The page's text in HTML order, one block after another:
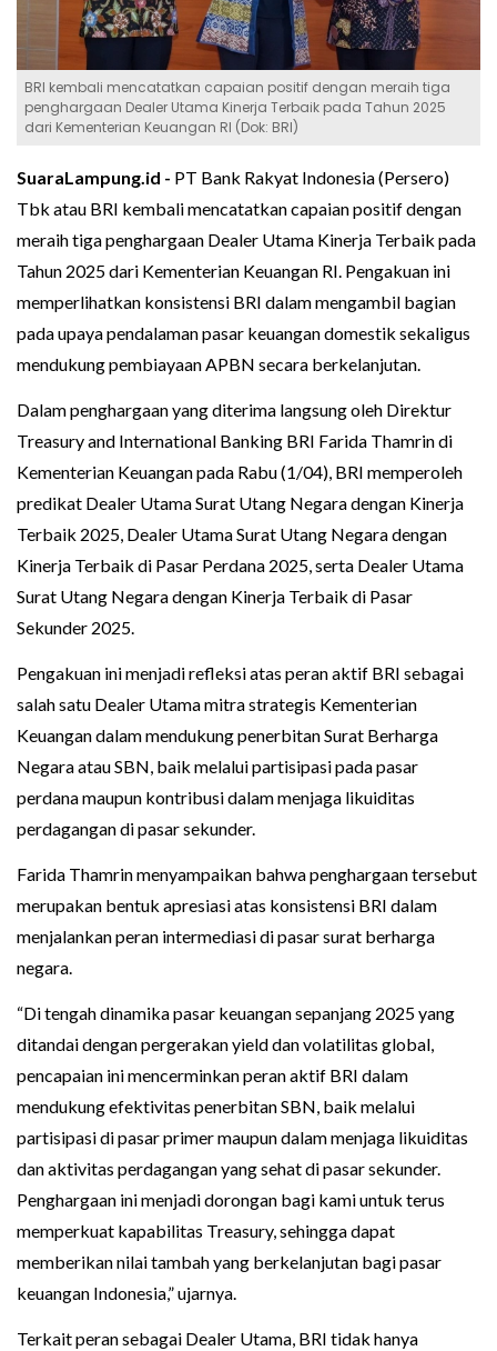
BRI kembali mencatatkan capaian positif dengan meraih tiga
penghargaan Dealer Utama Kinerja Terbaik pada Tahun 2025
dari Kementerian Keuangan RI (Dok: BRI)
SuaraLampung.id - PT Bank Rakyat Indonesia (Persero)
Tbk atau BRI kembali mencatatkan capaian positif dengan
meraih tiga penghargaan Dealer Utama Kinerja Terbaik pada
Tahun 2025 dari Kementerian Keuangan RI. Pengakuan ini
memperlihatkan konsistensi BRI dalam mengambil bagian
pada upaya pendalaman pasar keuangan domestik sekaligus
mendukung pembiayaan APBN secara berkelanjutan.
Dalam penghargaan yang diterima langsung oleh Direktur
Treasury and International Banking BRI Farida Thamrin di
Kementerian Keuangan pada Rabu (1/04), BRI memperoleh
predikat Dealer Utama Surat Utang Negara dengan Kinerja
Terbaik 2025, Dealer Utama Surat Utang Negara dengan
Kinerja Terbaik di Pasar Perdana 2025, serta Dealer Utama
Surat Utang Negara dengan Kinerja Terbaik di Pasar
Sekunder 2025.
Pengakuan ini menjadi refleksi atas peran aktif BRI sebagai
salah satu Dealer Utama mitra strategis Kementerian
Keuangan dalam mendukung penerbitan Surat Berharga
Negara atau SBN, baik melalui partisipasi pada pasar
perdana maupun kontribusi dalam menjaga likuiditas
perdagangan di pasar sekunder.
Farida Thamrin menyampaikan bahwa penghargaan tersebut
merupakan bentuk apresiasi atas konsistensi BRI dalam
menjalankan peran intermediasi di pasar surat berharga
negara.
“Di tengah dinamika pasar keuangan sepanjang 2025 yang
ditandai dengan pergerakan yield dan volatilitas global,
pencapaian ini mencerminkan peran aktif BRI dalam
mendukung efektivitas penerbitan SBN, baik melalui
partisipasi di pasar primer maupun dalam menjaga likuiditas
dan aktivitas perdagangan yang sehat di pasar sekunder.
Penghargaan ini menjadi dorongan bagi kami untuk terus
memperkuat kapabilitas Treasury, sehingga dapat
memberikan nilai tambah yang berkelanjutan bagi pasar
keuangan Indonesia,” ujarnya.
Terkait peran sebagai Dealer Utama, BRI tidak hanya